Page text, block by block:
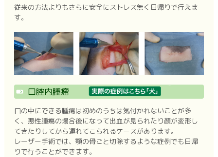
従来の方法よりもさらに安全にストレス無く日帰りで行えま
す。
口腔内腫瘤
口の中にできる腫瘍は初めのうちは気付かれないことが多
く、悪性腫瘍の場合後になって出血が見られたり顔が変形し
てきたりしてから連れてこられるケースがあります。
レーザー手術では、顎の骨ごと切除するような症例でも日帰
りで行うことができます。